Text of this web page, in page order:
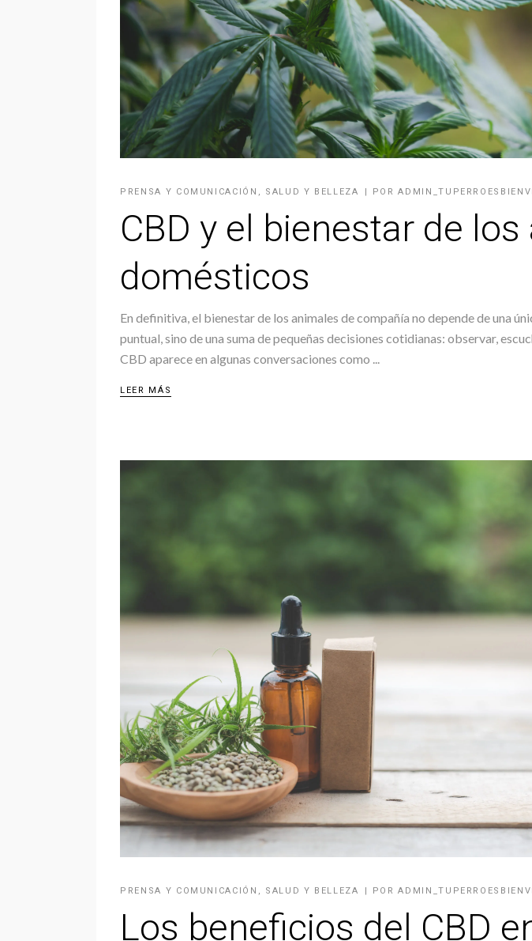
PRENSA Y COMUNICACIÓN , SALUD Y BELLEZA POR
CBD y el bienestar de
domésticos
En definitiva, el bienestar de los animales de compañía no depende de una
puntual, sino de una suma de pequeñas decisiones cotidianas: observar,
CBD aparece en algunas conversaciones como
LEER MÁS
PRENSA Y COMUNICACIÓN , SALUD Y BELLEZA POR
Los beneficios del CBD